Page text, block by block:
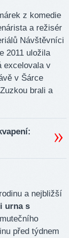
z komedie
a režisér
Návštěvníci
2011 uložila
excelovala v
v Šárce
brali a
a nejbližší
urna s
před týdnem